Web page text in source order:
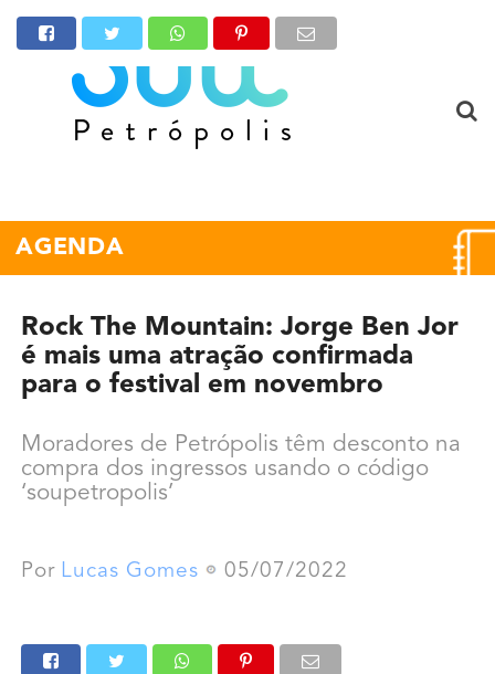
AGENDA
Rock The Mountain: Jorge Ben Jor
é mais uma atração confirmada
para o festival em novembro
Moradores de Petrópolis têm desconto na
compra dos ingressos usando o código
‘soupetropolis’
Por Lucas Gomes 05/07/2022